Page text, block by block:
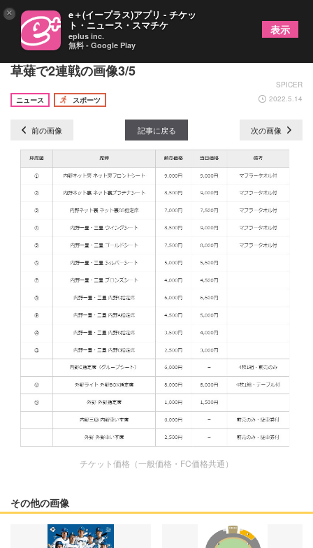
BIG BOSSが静岡見参！ 7/13～14にファイターズが
草薙で2連戦の画像3/5
SPICER
ニュース
スポーツ 2022.5.14
前の画像 記事に戻る 次の画像
チケット価格（一般価格・FC価格共通）
その他の画像
× e＋(イープラス)アプリ - チケッ
ト・ニュース・スマチケ
eplus inc.
無料 - Google Play
表示